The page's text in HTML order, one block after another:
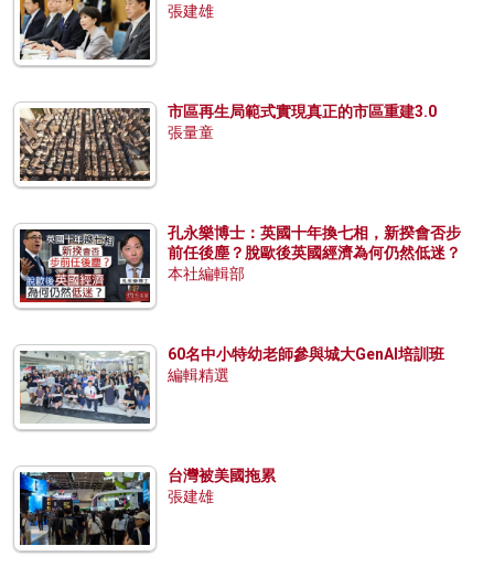
張建雄
市區再生局範式實現真正的市區重建3.0
張量童
孔永樂博士：英國十年換七相，新揆會否步
前任後塵？脫歐後英國經濟為何仍然低迷？
本社編輯部
60名中小特幼老師參與城大GenAI培訓班
編輯精選
台灣被美國拖累
張建雄